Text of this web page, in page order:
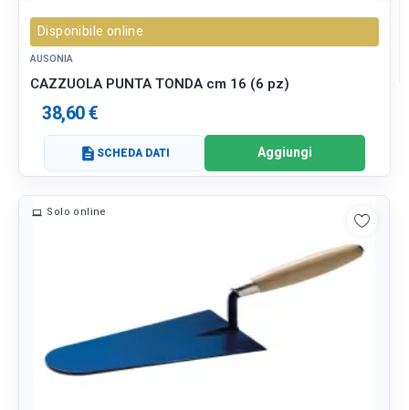
Disponibile online
AUSONIA
CAZZUOLA PUNTA TONDA cm 16 (6 pz)
38,60 €
description SCHEDA DATI Aggiungi
Solo online